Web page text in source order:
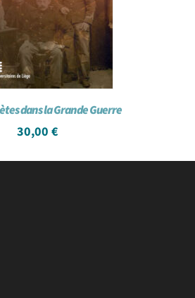
dans la Grande Guerre
30,00 €